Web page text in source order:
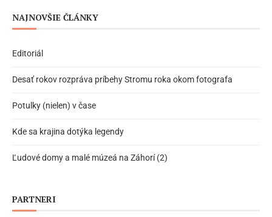
NAJNOVŠIE ČLÁNKY
Editoriál
Desať rokov rozpráva príbehy Stromu roka okom fotografa
Potulky (nielen) v čase
Kde sa krajina dotýka legendy
Ľudové domy a malé múzeá na Záhorí (2)
PARTNERI